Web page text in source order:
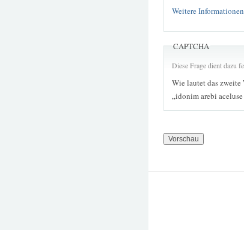
Weitere
CAPTCHA
Diese Frage dient dazu
Wie lautet das zweite
„idonim arebi